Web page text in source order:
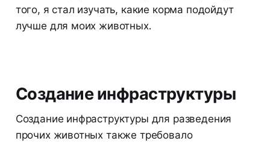
того, я стал изучать, какие корма подойдут
лучше для моих животных.
Создание инфраструктуры
Создание инфраструктуры для разведения
прочих животных также требовало